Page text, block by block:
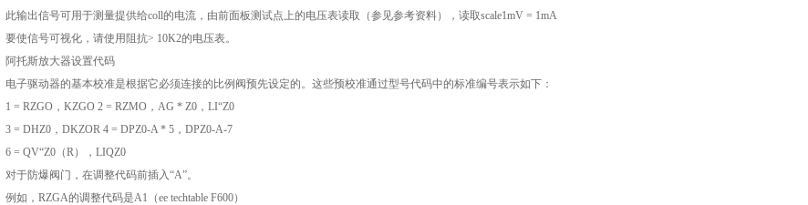
此输出信号可用于测量提供给coll的电流，由前面板测试点上的电压表读取（参见参考资料），读取scale1mV = 1mA
要使信号可视化，请使用阻抗> 10K2的电压表。
阿托斯放大器设置代码
电子驱动器的基本校准是根据它必须连接的比例阀预先设定的。这些预校准通过型号代码中的标准编号表示如下：
1 = RZGO，KZGO 2 = RZMO，AG * Z0，LI“Z0
3 = DHZ0，DKZOR 4 = DPZ0-A * 5，DPZ0-A-7
6 = QV“Z0（R），LIQZ0
对于防爆阀门，在调整代码前插入“A”。
例如，RZGA的调整代码是A1（ee techtable F600）